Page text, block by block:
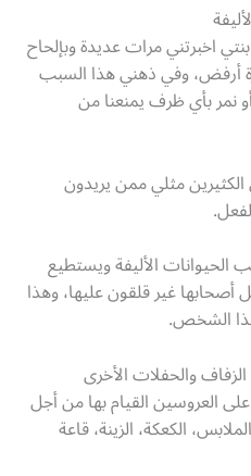
اخبرتني مرات عديدة وبإلحاح
أرفض، وفي ذهني هذا السبب
نمر بأي ظرف يمنعنا من
مثلي ممن يريدون
الأليفة ويستطيع
غير قلقون عليها، وهذا
الشخص.
والحفلات الأخرى
العروسين القيام بها من أجل
الكعكة، الزينة، قاعة